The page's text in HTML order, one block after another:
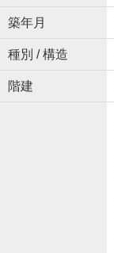
築年月
種別 / 構造
階建